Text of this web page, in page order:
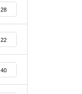
28
22
40